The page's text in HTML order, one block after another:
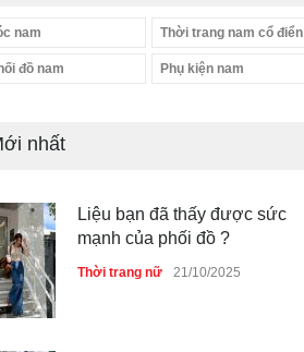
nam Thời trang nam cổ điển
đồ nam Phụ kiện nam
nhất
Liệu bạn đã thấy được sức
mạnh của phối đồ ?
Thời trang nữ 21/10/2025